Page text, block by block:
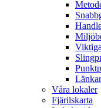
Våra lokaler
Fjärilskarta